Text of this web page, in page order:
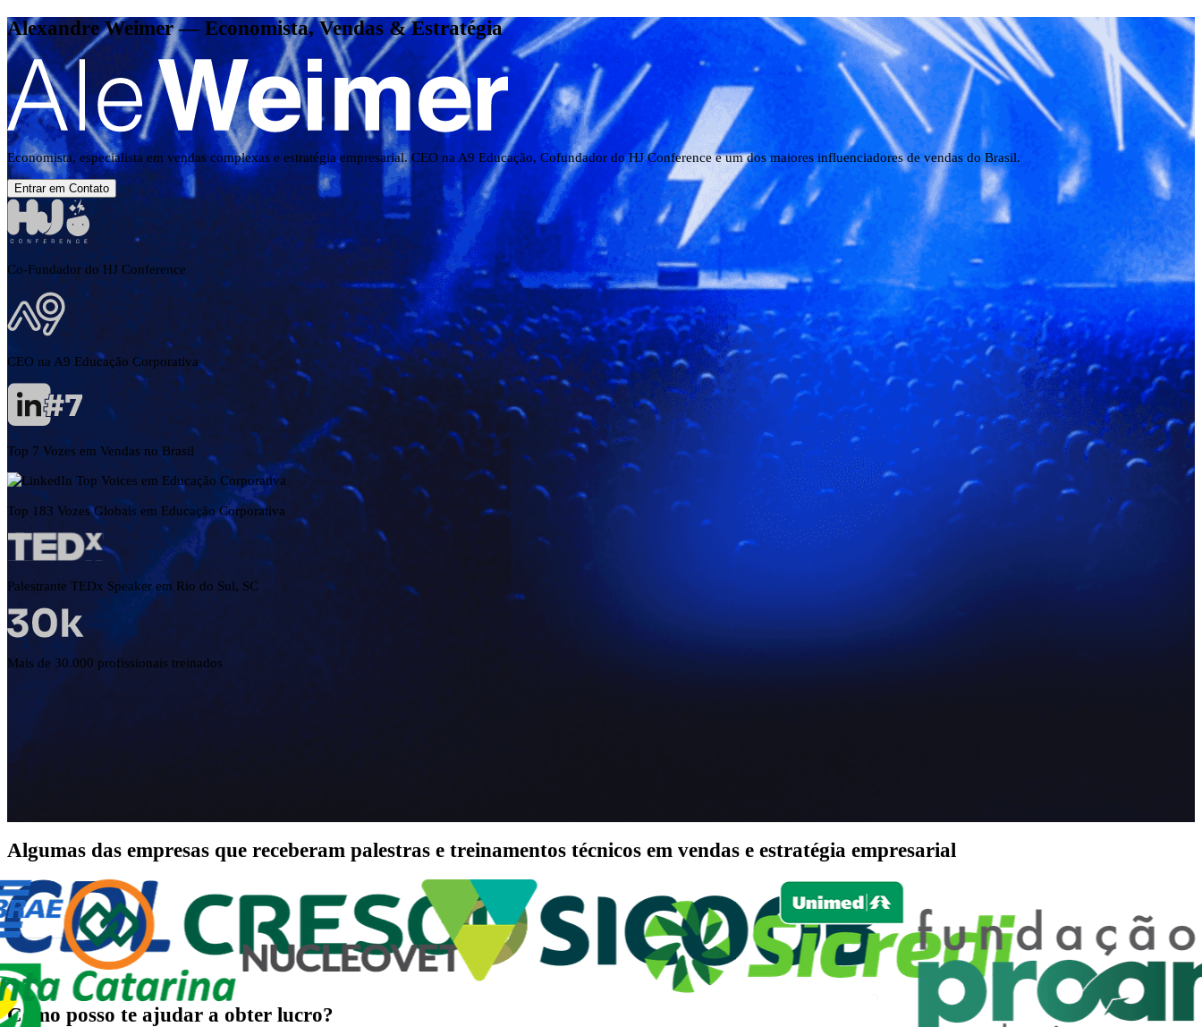
Alexandre Weimer — Economista, Vendas & Estratégia
Economista, especialista em vendas complexas e estratégia empresarial. CEO na A9 Educação, Cofundador do HJ Conference e um dos maiores influenciadores de vendas do Brasil.
Entrar em Contato
Co-Fundador do HJ Conference
CEO na A9 Educação Corporativa
Top 7 Vozes em Vendas no Brasil
Top 183 Vozes Globais em Educação Corporativa
Palestrante TEDx Speaker em Rio do Sul, SC
Mais de 30.000 profissionais treinados
Algumas das empresas que receberam palestras e treinamentos técnicos em vendas e estratégia empresarial
Como posso te ajudar a obter lucro?